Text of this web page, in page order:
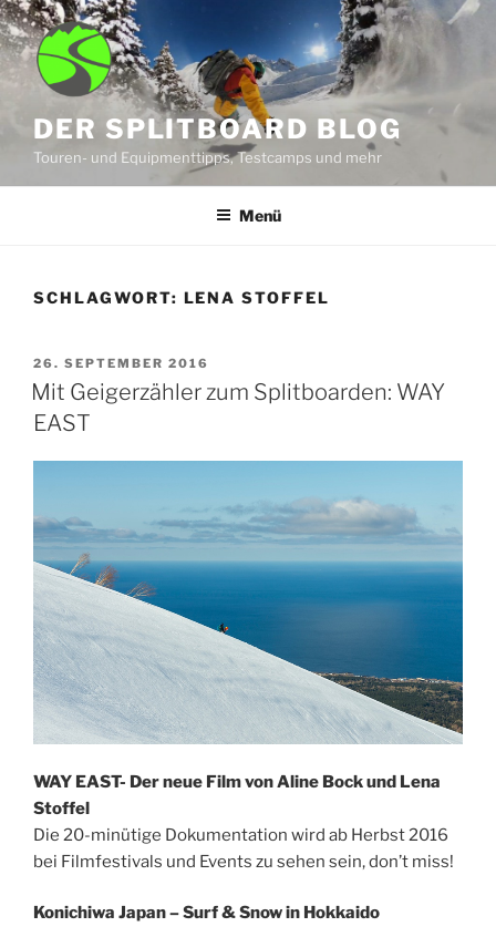
Zum
Inhalt
springen
DER SPLITBOARD BLOG
Touren- und Equipmenttipps, Testcamps und mehr
Menü
SCHLAGWORT: LENA STOFFEL
VERÖFFENTLICHT
AM
26. SEPTEMBER 2016
Mit Geigerzähler zum Splitboarden: WAY
EAST
WAY EAST- Der neue Film von Aline Bock und Lena
Stoffel
Die 20-minütige Dokumentation wird ab Herbst 2016
bei Filmfestivals und Events zu sehen sein, don’t miss!
Konichiwa Japan – Surf & Snow in Hokkaido